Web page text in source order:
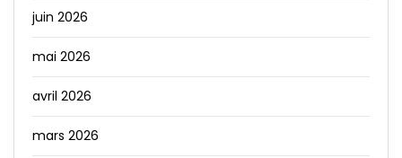
juin 2026
mai 2026
avril 2026
mars 2026